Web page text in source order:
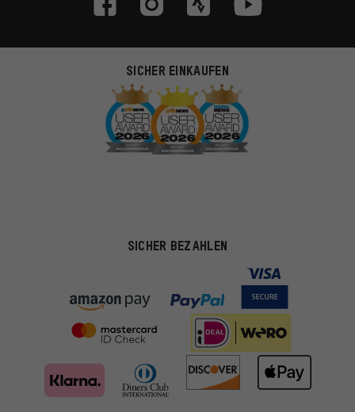
SICHER EINKAUFEN
SICHER BEZAHLEN